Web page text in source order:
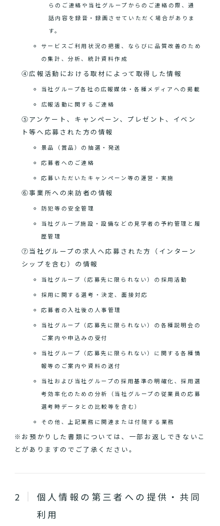
らのご連絡や当社グループからのご連絡の際、通
話内容を録音・録画させていただく場合がありま
す。
サービスご利用状況の把握、ならびに品質改善のため
の集計、分析、統計資料作成
④広報活動における取材によって取得した情報
当社グループ各社の広報媒体・各種メディアへの掲載
広報活動に関するご連絡
⑤アンケート、キャンペーン、プレゼント、イベン
ト等へ応募された方の情報
景品（賞品）の抽選・発送
応募者へのご連絡
応募いただいたキャンペーン等の運営・実施
⑥事業所への来訪者の情報
防犯等の安全管理
当社グループ施設・設備などの見学者の予約管理と履
歴管理
⑦当社グループの求人へ応募された方（インターン
シップを含む）の情報
当社グループ（応募先に限られない）の採用活動
採用に関する選考・決定、面接対応
応募者の入社後の人事管理
当社グループ（応募先に限られない）の各種説明会の
ご案内や申込みの受付
当社グループ（応募先に限られない）に関する各種情
報等のご案内や資料の送付
当社および当社グループの採用基準の明確化、採用選
考効率化のための分析（当社グループの従業員の応募
選考時データとの比較等を含む）
その他、上記業務に関連または付随する業務
※お預かりした書類については、一部お返しできないこ
とがありますのでご了承ください。
個人情報の第三者への提供・共同
利用